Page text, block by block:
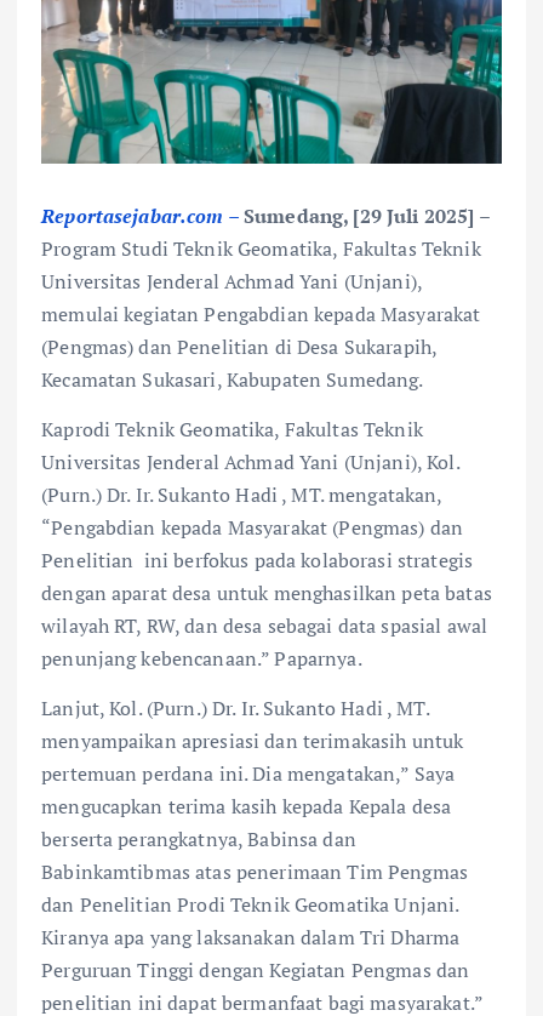
Reportasejabar.com –Sumedang, [29 Juli 2025] –
Program Studi Teknik Geomatika, Fakultas Teknik
Universitas Jenderal Achmad Yani (Unjani),
memulai kegiatan Pengabdian kepada Masyarakat
(Pengmas) dan Penelitian di Desa Sukarapih,
Kecamatan Sukasari, Kabupaten Sumedang.
Kaprodi Teknik Geomatika, Fakultas Teknik
Universitas Jenderal Achmad Yani (Unjani), Kol.
(Purn.) Dr. Ir. Sukanto Hadi , MT. mengatakan,
“Pengabdian kepada Masyarakat (Pengmas) dan
Penelitian ini berfokus pada kolaborasi strategis
dengan aparat desa untuk menghasilkan peta batas
wilayah RT, RW, dan desa sebagai data spasial awal
penunjang kebencanaan.” Paparnya.
Lanjut, Kol. (Purn.) Dr. Ir. Sukanto Hadi , MT.
menyampaikan apresiasi dan terimakasih untuk
pertemuan perdana ini. Dia mengatakan,” Saya
mengucapkan terima kasih kepada Kepala desa
berserta perangkatnya, Babinsa dan
Babinkamtibmas atas penerimaan Tim Pengmas
dan Penelitian Prodi Teknik Geomatika Unjani.
Kiranya apa yang laksanakan dalam Tri Dharma
Perguruan Tinggi dengan Kegiatan Pengmas dan
penelitian ini dapat bermanfaat bagi masyarakat.”